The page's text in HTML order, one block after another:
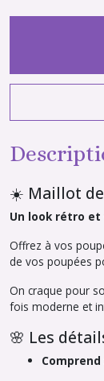
☀️ Maillot de
Un look rétro
Offrez à vos
de vos poupées
On craque pour
fois moderne et
🌸 Les
Comprend